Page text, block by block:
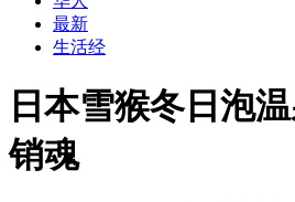
最新
生活经
日本雪猴冬日泡
销魂